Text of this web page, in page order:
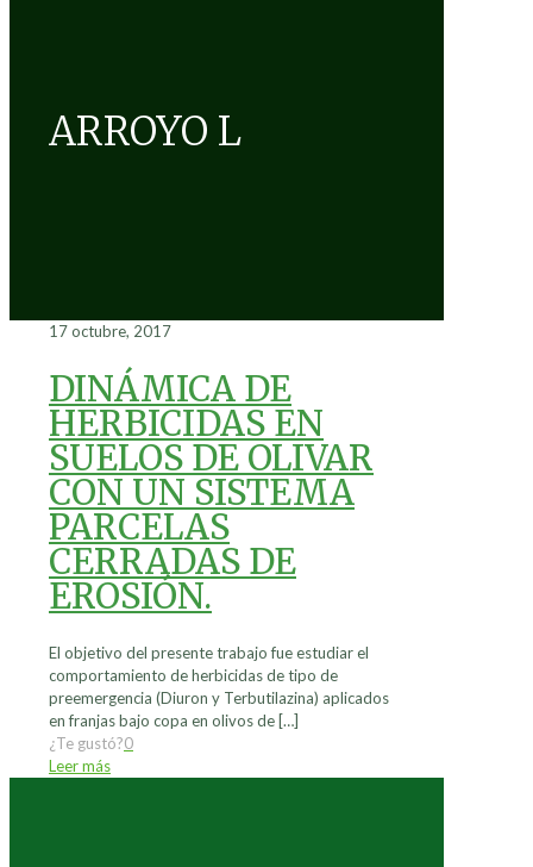
ARROYO L
17 octubre, 2017
DINÁMICA DE
HERBICIDAS EN
SUELOS DE OLIVAR
CON UN SISTEMA
PARCELAS
CERRADAS DE
EROSIÓN.
El objetivo del presente trabajo fue estudiar el
comportamiento de herbicidas de tipo de
preemergencia (Diuron y Terbutilazina) aplicados
en franjas bajo copa en olivos de […]
¿Te gustó?0
Leer más